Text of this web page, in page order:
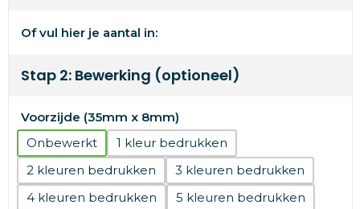
Of vul hier je aantal in:
Stap 2: Bewerking (optioneel)
Voorzijde (35mm x 8mm)
Onbewerkt
1
2
3
4
5